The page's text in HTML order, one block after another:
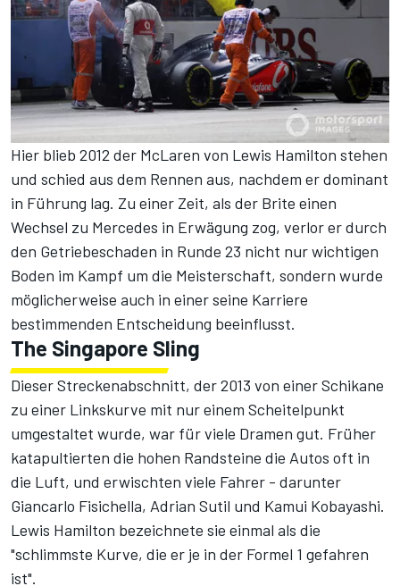
Hier blieb 2012 der McLaren von Lewis Hamilton stehen
und schied aus dem Rennen aus, nachdem er dominant
in Führung lag. Zu einer Zeit, als der Brite einen
Wechsel zu Mercedes in Erwägung zog, verlor er durch
den Getriebeschaden in Runde 23 nicht nur wichtigen
Boden im Kampf um die Meisterschaft, sondern wurde
möglicherweise auch in einer seine Karriere
bestimmenden Entscheidung beeinflusst.
The Singapore Sling
Dieser Streckenabschnitt, der 2013 von einer Schikane
zu einer Linkskurve mit nur einem Scheitelpunkt
umgestaltet wurde, war für viele Dramen gut. Früher
katapultierten die hohen Randsteine die Autos oft in
die Luft, und erwischten viele Fahrer - darunter
Giancarlo Fisichella, Adrian Sutil und Kamui Kobayashi.
Lewis Hamilton bezeichnete sie einmal als die
"schlimmste Kurve, die er je in der Formel 1 gefahren
ist".